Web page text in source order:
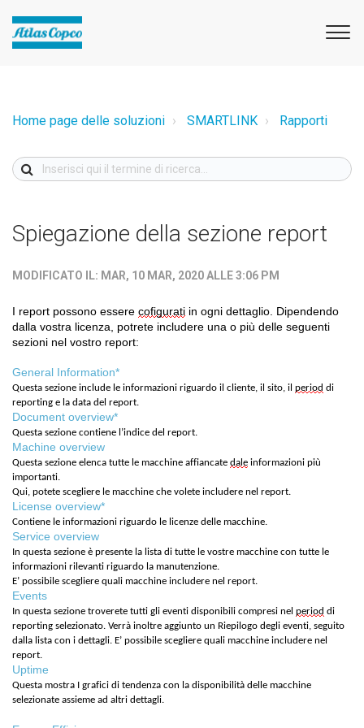
Home page delle soluzioni SMARTLINK Rapporti
Spiegazione della sezione report
MODIFICATO IL: MAR, 10 MAR, 2020 ALLE 3:06 PM
I report possono essere cofigurati in ogni dettaglio. Dipendendo
dalla vostra licenza, potrete includere una o più delle seguenti
sezioni nel vostro report:
General Information*
Questa sezione include le informazioni riguardo il cliente, il sito, il period di
reporting e la data del report.
Document overview*
Questa sezione contiene l’indice del report.
Machine overview
Questa sezione elenca tutte le macchine affiancate dale informazioni più
importanti.
Qui, potete scegliere le macchine che volete includere nel report.
License overview*
Contiene le informazioni riguardo le licenze delle macchine.
Service overview
In questa sezione è presente la lista di tutte le vostre macchine con tutte le
informazioni rilevanti riguardo la manutenzione.
E’ possibile scegliere quali macchine includere nel report.
Events
In questa sezione troverete tutti gli eventi disponibili compresi nel period di
reporting selezionato. Verrà inoltre aggiunto un Riepilogo degli eventi, seguito
dalla lista con i dettagli. E’ possibile scegliere quali macchine includere nel
report.
Uptime
Questa mostra I grafici di tendenza con la disponibilità delle macchine
selezionate assieme ad altri dettagli.